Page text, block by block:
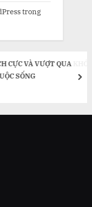
trong
QUA KHÓ KHĂN